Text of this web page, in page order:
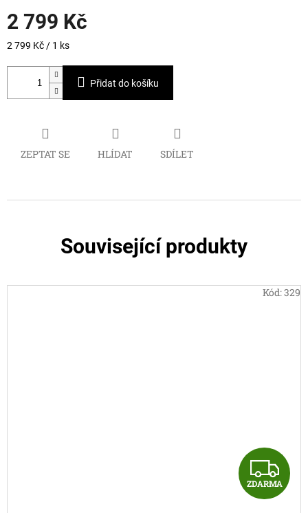
2 799 Kč
Měrná
2 799 Kč / 1 ks
Přidat do košíku
ZEPTAT SE HLÍDAT SDÍLET
Související produkty
Z
D
ZDARMA
Kód:329